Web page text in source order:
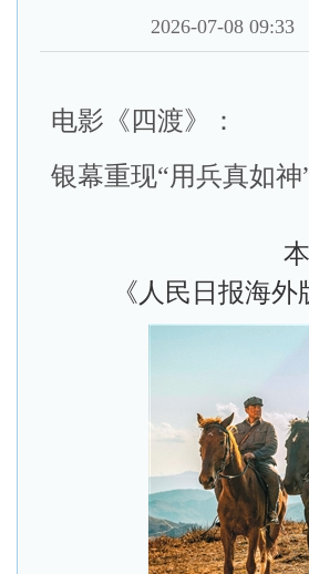
2026-07-08 09:33
电影《四渡》：
银幕重现“用兵真如神
《人民日报海外